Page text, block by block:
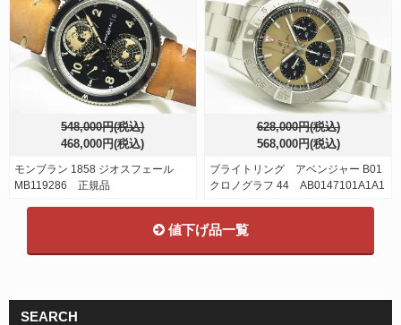
548,000円(税込)
468,000円(税込)
モンブラン 1858 ジオスフェール
MB119286 正規品
628,000円(税込)
568,000円(税込)
ブライトリング アベンジャー B01
クロノグラフ 44 AB0147101A1A1
値下げ品一覧
SEARCH